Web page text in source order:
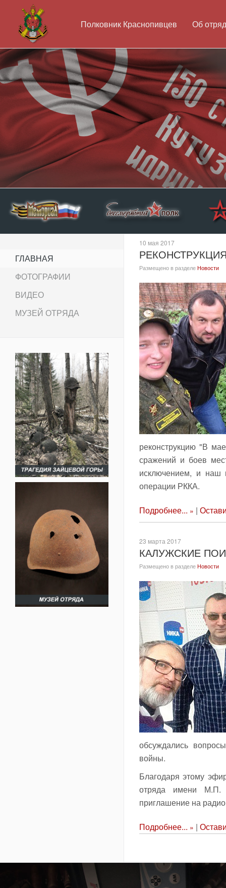
Полковник Краснопивцев Об
10 мая 2017
Размещено в разделеНовости
реконструкцию "В
сражений и боев
исключением, и наш
операции РККА.
Подробнее... |
23 марта 2017
КАЛУЖСКИЕ
Размещено в разделеНовости
обсуждались
войны.
Благодаря этому
отряда имени М.П.
приглашение на
Подробнее... |
ГЛАВНАЯ
ФОТОГРАФИИ
ВИДЕО
МУЗЕЙ ОТРЯДА